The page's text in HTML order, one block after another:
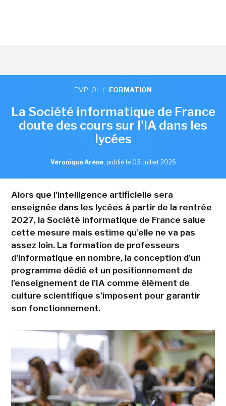
EMPLOI / FORMATION
La Société informatique de France
doute des cours sur l'IA dans les
lycées
Véronique Arène, publié le 03 Juillet 2026
Alors que l'intelligence artificielle sera
enseignée dans les lycées à partir de la rentrée
2027, la Société informatique de France salue
cette mesure mais estime qu'elle ne va pas
assez loin. La formation de professeurs
d'informatique en nombre, la conception d'un
programme dédié et un positionnement de
l'enseignement de l'IA comme élément de
culture scientifique s'imposent pour garantir
son fonctionnement.